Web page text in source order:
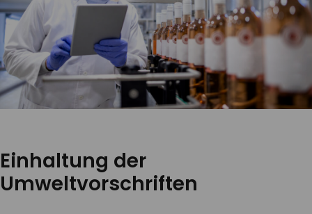
Einhaltung der
Umweltvorschriften